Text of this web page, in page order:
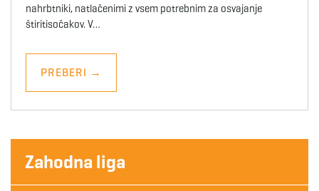
nahrbtniki, natlačenimi z vsem potrebnim za osvajanje
štiritisočakov. V…
PREBERI →
Zahodna liga